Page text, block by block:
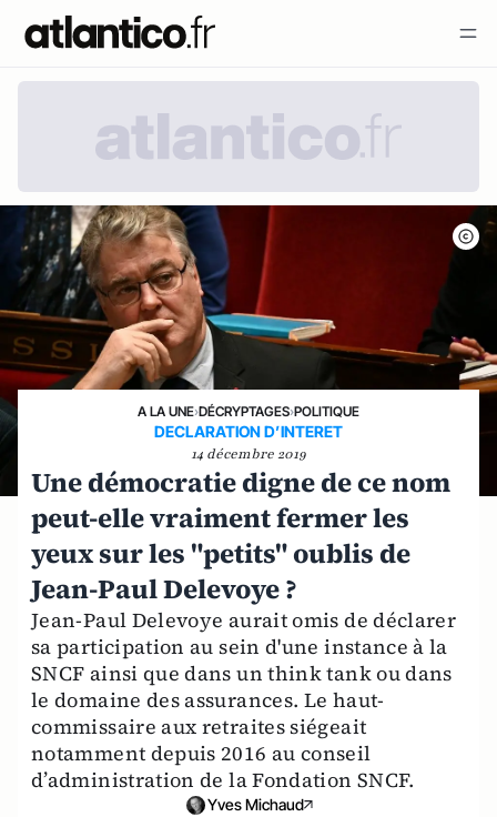
A LA UNE›DÉCRYPTAGES›POLITIQUE
DECLARATION D’INTERET
14 décembre 2019
Une démocratie digne de ce nom
peut-elle vraiment fermer les
yeux sur les "petits" oublis de
Jean-Paul Delevoye ?
Jean-Paul Delevoye aurait omis de déclarer
sa participation au sein d'une instance à la
SNCF ainsi que dans un think tank ou dans
le domaine des assurances. Le haut-
commissaire aux retraites siégeait
notamment depuis 2016 au conseil
d’administration de la Fondation SNCF.
Yves Michaud